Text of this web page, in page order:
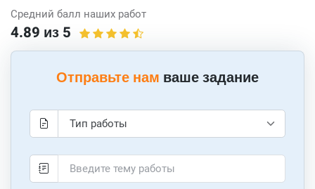
Средний балл наших работ
4.89 из 5
Отправьте нам ваше задание